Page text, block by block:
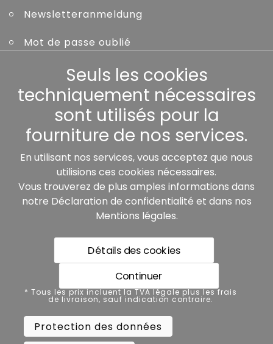
Newsletteranmeldung
Mot de passe oublié
Nos partenaires:
* Tous les prix incluent la TVA légale plus les frais de
livraison, sauf indication contraire.
Protection des données
Mentions légales
Conditions générales de vente
Seuls les cookies
techniquement nécessaires
sont utilisés pour la
fourniture de nos services.
En utilisant nos services, vous acceptez que nous
utilisions ces cookies nécessaires.
Vous trouverez de plus amples informations dans
notre Déclaration de confidentialité et dans nos
Mentions légales.
Détails des cookies
Continuer
* Tous les prix incluent la TVA légale plus les frais
de livraison, sauf indication contraire.
Protection des données